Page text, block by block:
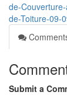
de-
de-Toiture-09-
Submit a